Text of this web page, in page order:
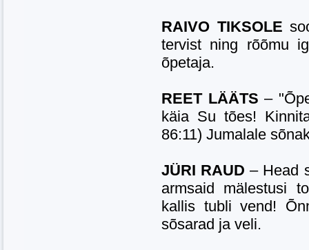
RAIVO TIKSOLE
tervist ning rõõmu
õpetaja.
REET LÄÄTS–
käia Su tões!
86:11) Jumalale
JÜRI RAUD – Head
armsaid mälestusi
kallis tubli vend!
sõsarad ja veli.